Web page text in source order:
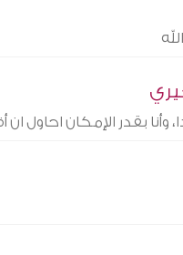
بقدر الإمكان احاول ان